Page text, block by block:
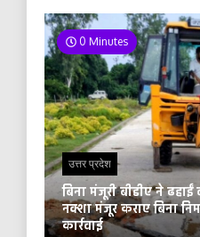
0 Minutes
उत्तर प्रदेश
बिना मंजूरी बीडीए ने
नक्शा मंजूर कराए बिना
कार्रवाई